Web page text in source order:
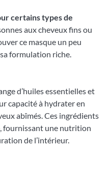
certains types de
aux cheveux fins ou
ce masque un peu
formulation riche.
d’huiles essentielles et
capacité à hydrater en
abîmés. Ces ingrédients
fournissant une nutrition
de l’intérieur.